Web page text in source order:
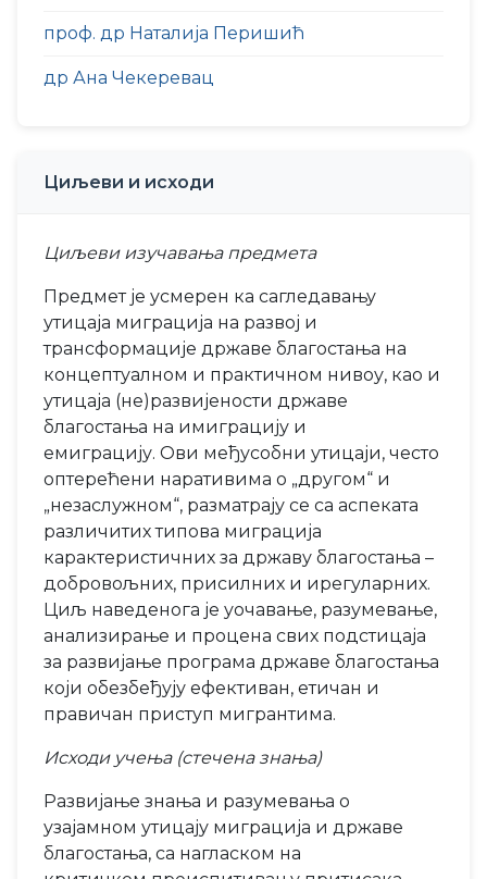
проф. др Наталија Перишић
др Ана Чекеревац
Циљеви и исходи
Циљеви изучавања предмета
Предмет је усмерен ка сагледавању
утицаја миграција на развој и
трансформације државе благостања на
концептуалном и практичном нивоу, као и
утицаја (не)развијености државе
благостања на имиграцију и
емиграцију. Ови међусобни утицаји, често
оптерећени наративима о „другом“ и
„незаслужном“, разматрају се са аспеката
различитих типова миграција
карактеристичних за државу благостања –
добровољних, присилних и ирегуларних.
Циљ наведенога је уочавање, разумевање,
анализирање и процена свих подстицаја
за развијање програма државе благостања
који обезбеђују ефективан, етичан и
правичан приступ мигрантима.
Исходи учења (стечена знања)
Развијање знања и разумевања о
узајамном утицају миграција и државе
благостања, са нагласком на